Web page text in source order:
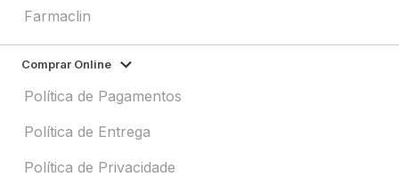
Farmaclin
Comprar Online
Política de Pagamentos
Política de Entrega
Política de Privacidade